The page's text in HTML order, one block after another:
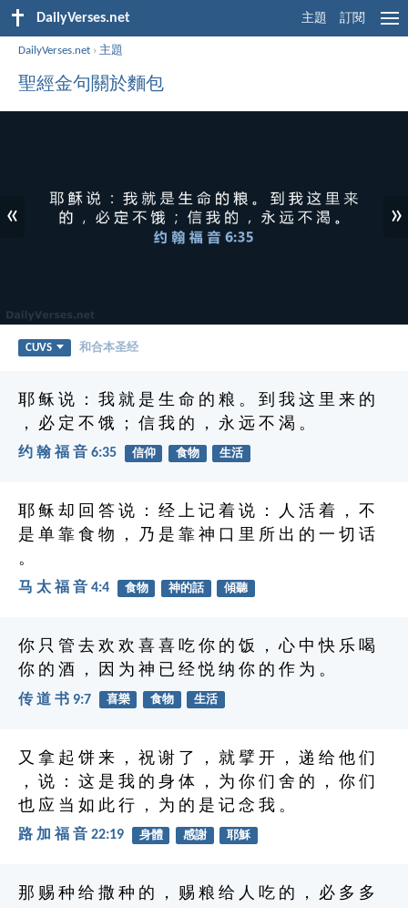
DailyVerses.net 主題 訂閱
DailyVerses.net › 主題
聖經金句關於麵包
« »
CUVS 和合本圣经
耶 稣 说 ： 我 就 是 生 命 的 粮 。 到 我 这 里 来 的
， 必 定 不 饿 ； 信 我 的 ， 永 远 不 渴 。
约 翰 福 音 6:35 信仰 食物 生活
耶 稣 却 回 答 说 ： 经 上 记 着 说 ： 人 活 着 ， 不
是 单 靠 食 物 ， 乃 是 靠 神 口 里 所 出 的 一 切 话
。
马 太 福 音 4:4 食物 神的話 傾聽
你 只 管 去 欢 欢 喜 喜 吃 你 的 饭 ， 心 中 快 乐 喝
你 的 酒 ， 因 为 神 已 经 悦 纳 你 的 作 为 。
传 道 书 9:7 喜樂 食物 生活
又 拿 起 饼 来 ， 祝 谢 了 ， 就 擘 开 ， 递 给 他 们
， 说 ： 这 是 我 的 身 体 ， 为 你 们 舍 的 ， 你 们
也 应 当 如 此 行 ， 为 的 是 记 念 我 。
路 加 福 音 22:19 身體 感謝 耶穌
那 赐 种 给 撒 种 的 ， 赐 粮 给 人 吃 的 ， 必 多 多